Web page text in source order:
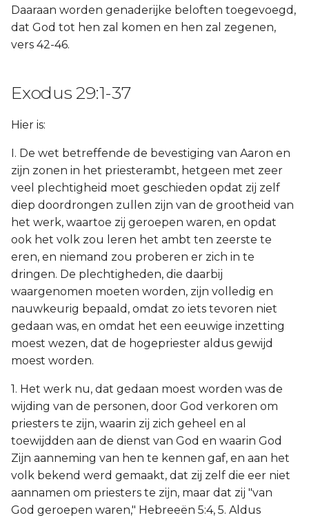
Daaraan worden genaderijke beloften toegevoegd,
dat God tot hen zal komen en hen zal zegenen,
vers 42-46.
Exodus 29:1-37
Hier is:
I. De wet betreffende de bevestiging van Aaron en
zijn zonen in het priesterambt, hetgeen met zeer
veel plechtigheid moet geschieden opdat zij zelf
diep doordrongen zullen zijn van de grootheid van
het werk, waartoe zij geroepen waren, en opdat
ook het volk zou leren het ambt ten zeerste te
eren, en niemand zou proberen er zich in te
dringen. De plechtigheden, die daarbij
waargenomen moeten worden, zijn volledig en
nauwkeurig bepaald, omdat zo iets tevoren niet
gedaan was, en omdat het een eeuwige inzetting
moest wezen, dat de hogepriester aldus gewijd
moest worden.
1. Het werk nu, dat gedaan moest worden was de
wijding van de personen, door God verkoren om
priesters te zijn, waarin zij zich geheel en al
toewijdden aan de dienst van God en waarin God
Zijn aanneming van hen te kennen gaf, en aan het
volk bekend werd gemaakt, dat zij zelf die eer niet
aannamen om priesters te zijn, maar dat zij "van
God geroepen waren," Hebreeën 5:4, 5. Aldus